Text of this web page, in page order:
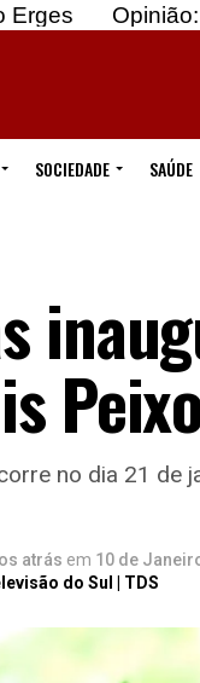
Gozar com
SOCIEDADE SAÚDE
no dia 21 de
atrás em 10 de
do Sul | TDS